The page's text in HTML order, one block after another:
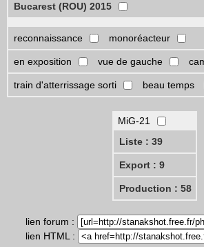
Bucarest (ROU) 2015
reconnaissance monoréacteur
en exposition vue de gauche
train d'atterrissage sorti beau temps
MiG-21
Liste : 39
Export : 9
Production : 58
lien forum :
lien HTML :